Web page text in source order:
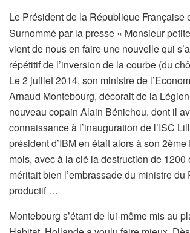
Le Président de la République Française
Surnommé par la presse « Monsieur
vient de nous en faire une nouvelle qui
répétitif de l’inversion de la courbe (du
Le 2 juillet 2014, son ministre de
Arnaud Montebourg, décorait de la
nouveau copain Alain Bénichou, dont il
connaissance à l’inauguration de l’ISC
président d’IBM en était alors à son
mois, avec à la clé la destruction de 1200
méritait bien l’embrassade du ministre du
productif …
Montebourg s’étant de lui-même mis au